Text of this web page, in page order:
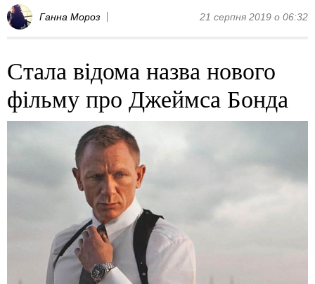
Ганна Мороз 21 серпня 2019 о 06:32
Стала відома назва нового
фільму про Джеймса Бонда